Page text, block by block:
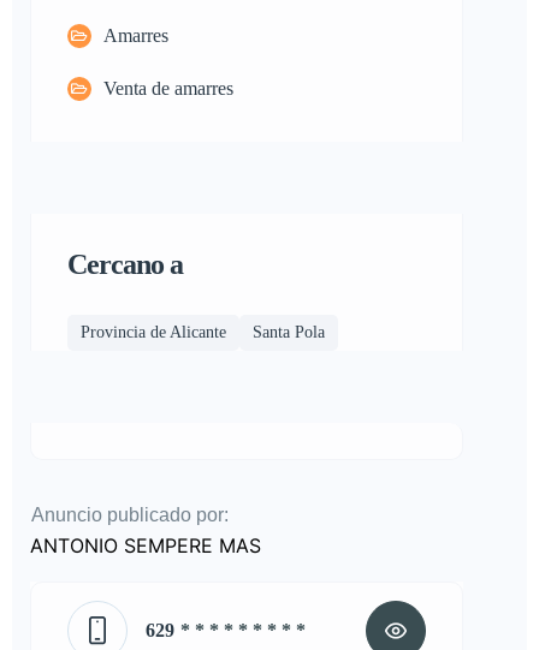
Amarres
Venta de amarres
Cercano a
Provincia de Alicante Santa Pola
Anuncio publicado por:
ANTONIO SEMPERE MAS
629 * * * * * * * * *